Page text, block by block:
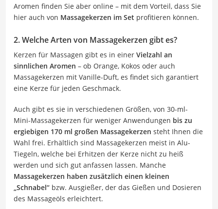
Aromen finden Sie aber online – mit dem Vorteil, dass Sie
hier auch von Massagekerzen im Set profitieren können.
2. Welche Arten von Massagekerzen gibt es?
Kerzen für Massagen gibt es in einer Vielzahl an
sinnlichen Aromen – ob Orange, Kokos oder auch
Massagekerzen mit Vanille-Duft, es findet sich garantiert
eine Kerze für jeden Geschmack.
Auch gibt es sie in verschiedenen Größen, von 30-ml-
Mini-Massagekerzen für weniger Anwendungen bis zu
ergiebigen 170 ml großen Massagekerzen steht Ihnen die
Wahl frei. Erhältlich sind Massagekerzen meist in Alu-
Tiegeln, welche bei Erhitzen der Kerze nicht zu heiß
werden und sich gut anfassen lassen. Manche
Massagekerzen haben zusätzlich einen kleinen
„Schnabel“ bzw. Ausgießer, der das Gießen und Dosieren
des Massageöls erleichtert.